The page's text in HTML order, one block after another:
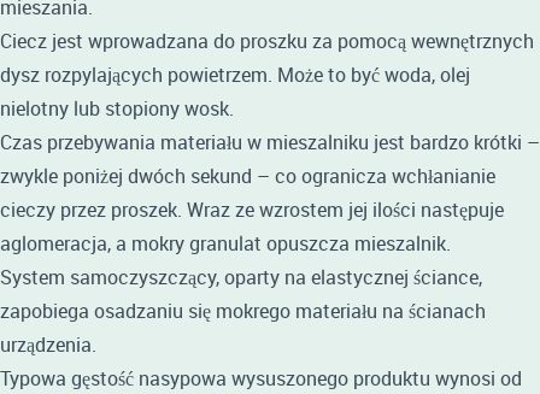
mieszania.
Ciecz jest wprowadzana do proszku za pomocą wewnętrznych
dysz rozpylających powietrzem. Może to być woda, olej
nielotny lub stopiony wosk.
Czas przebywania materiału w mieszalniku jest bardzo krótki –
zwykle poniżej dwóch sekund – co ogranicza wchłanianie
cieczy przez proszek. Wraz ze wzrostem jej ilości następuje
aglomeracja, a mokry granulat opuszcza mieszalnik.
System samoczyszczący, oparty na elastycznej ściance,
zapobiega osadzaniu się mokrego materiału na ścianach
urządzenia.
Typowa gęstość nasypowa wysuszonego produktu wynosi od